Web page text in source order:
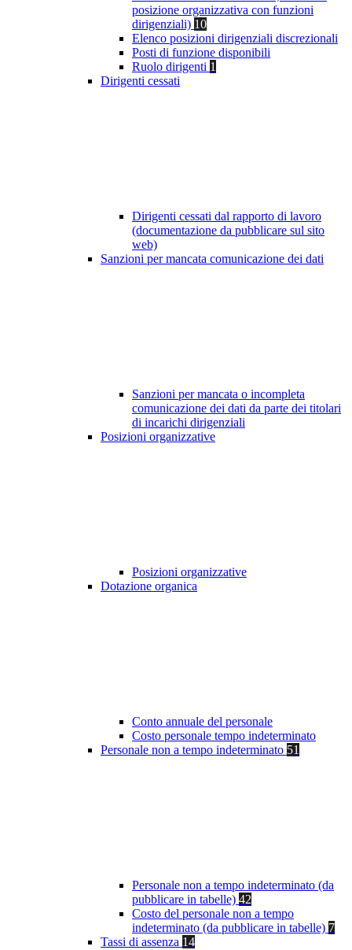
posizione organizzativa con funzioni
dirigenziali) 10
Elenco posizioni dirigenziali discrezionali
Posti di funzione disponibili
Ruolo dirigenti 1
Dirigenti cessati
Dirigenti cessati dal rapporto di lavoro
(documentazione da pubblicare sul sito
web)
Sanzioni per mancata comunicazione dei dati
Sanzioni per mancata o incompleta
comunicazione dei dati da parte dei titolari
di incarichi dirigenziali
Posizioni organizzative
Posizioni organizzative
Dotazione organica
Conto annuale del personale
Costo personale tempo indeterminato
Personale non a tempo indeterminato 51
Personale non a tempo indeterminato (da
pubblicare in tabelle) 42
Costo del personale non a tempo
indeterminato (da pubblicare in tabelle) 7
Tassi di assenza 14